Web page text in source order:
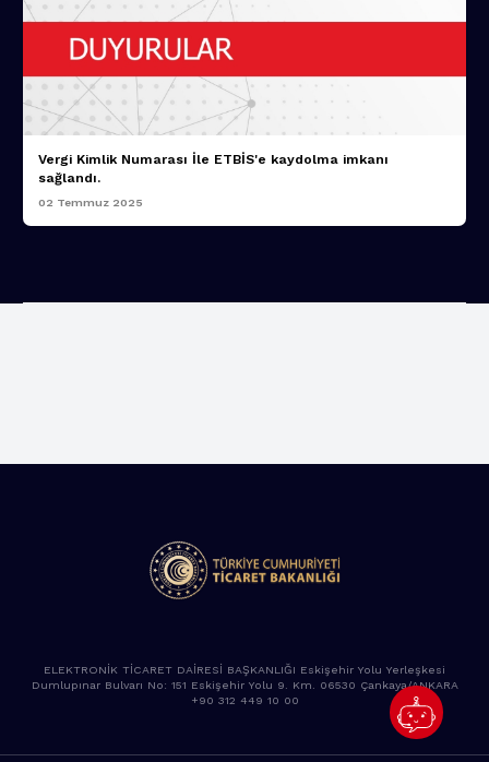
Vergi Kimlik Numarası İle ETBİS'e kaydolma imkanı
sağlandı.
02 Temmuz 2025
ELEKTRONİK TİCARET DAİRESİ BAŞKANLIĞI Eskişehir Yolu Yerleşkesi
Dumlupınar Bulvarı No: 151 Eskişehir Yolu 9. Km. 06530 Çankaya/ANKARA
+90 312 449 10 00